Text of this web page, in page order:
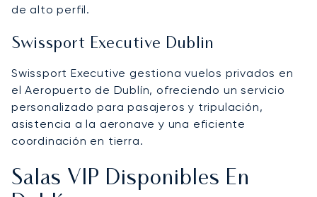
de alto perfil.
Swissport Executive Dublin
Swissport Executive gestiona vuelos privados en
el Aeropuerto de Dublín, ofreciendo un servicio
personalizado para pasajeros y tripulación,
asistencia a la aeronave y una eficiente
coordinación en tierra.
Salas VIP Disponibles En